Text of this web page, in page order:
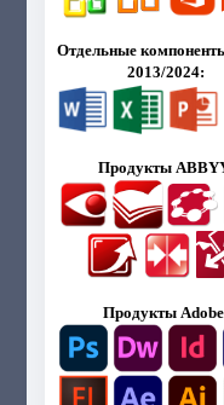
Отдельные
2013/2024:
Продукты
Продукты